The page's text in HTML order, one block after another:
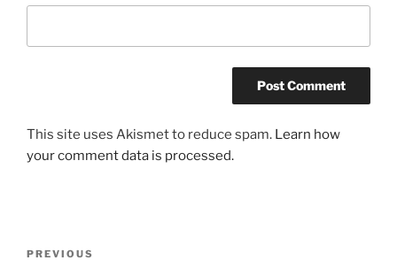
This site uses Akismet to reduce spam. Learn how
your comment data is processed.
Previous
PREVIOUS